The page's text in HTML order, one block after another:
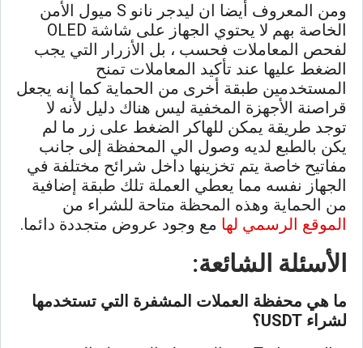
ومن المعروف أيضا ان ليدجر نانو S ميول الأمن
الخاصة بهم لا يحتوي الجهاز على شاشة OLED
لفحص المعاملات فحسب ، بل الأزرار التي يجب
الضغط عليها عند تأكيد المعاملات تمنح
المستخدمين طبقة أخرى من الحماية كما إنه يجعل
قراصنة الأجهزة المخفية ليس هناك دليل لأنه لا
توجد طريقة يمكن للهاكر الضغط على زر ما لم
يكن بالطبع لديه وصول الي المحفظة إلى جانب
مفاتيح خاصة يتم تخزينها داخل شرائح مختلفة في
الجهاز نفسه مما يعطي العملة تلك طبقة إضافية
من الحماية وهذه المحظة متاحة للشراء من
الموقع الرسمي لها مع وجود عروض متجددة دائما.
الأسئلة الشائعة:
ما هي محفظة العملات المشفرة التي تستخدمها
لشراء USDT؟